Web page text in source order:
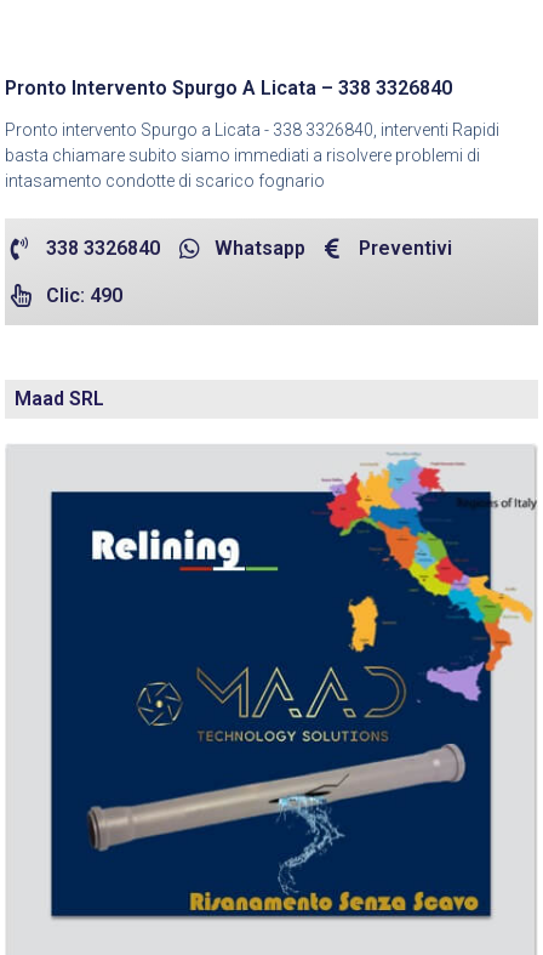
Pronto Intervento Spurgo A Licata – 338 3326840
Pronto intervento Spurgo a Licata - 338 3326840, interventi Rapidi
basta chiamare subito siamo immediati a risolvere problemi di
intasamento condotte di scarico fognario
338 3326840 Whatsapp Preventivi
Clic: 490
Maad SRL